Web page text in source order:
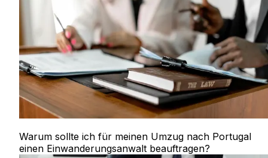
Warum sollte ich für meinen Umzug nach Portugal
einen Einwanderungsanwalt beauftragen?